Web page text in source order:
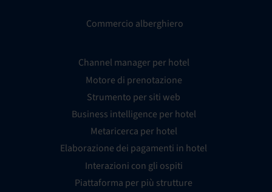
Commercio alberghiero
Channel manager per hotel
Motore di prenotazione
Strumento per siti web
Business intelligence per hotel
Metaricerca per hotel
Elaborazione dei pagamenti in hotel
Interazioni con gli ospiti
Piattaforma per più strutture